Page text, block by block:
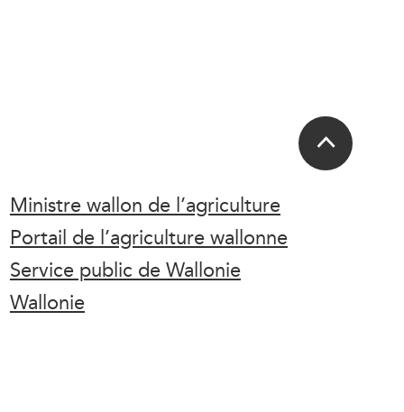
Ministre wallon de l’agriculture
Portail de l’agriculture wallonne
Service public de Wallonie
Wallonie